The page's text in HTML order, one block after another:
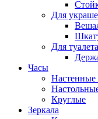
Для
Для туалета
Часы
Настенные
Круглые
Зеркала